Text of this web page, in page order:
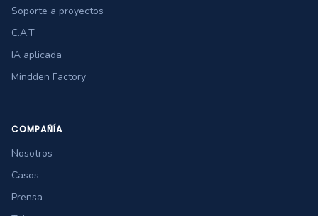
Soporte a proyectos
C.A.T
IA aplicada
Mindden Factory
COMPAÑÍA
Nosotros
Casos
Prensa